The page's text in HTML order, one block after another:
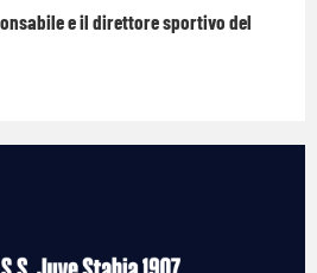
e il direttore sportivo del